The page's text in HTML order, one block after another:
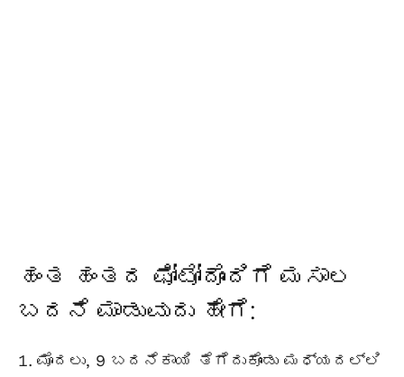
ಹಂತ ಹಂತದ ಫೋಟೋದೊಂದಿಗೆ ಮಸಾಲ
ಬದನೆ ಮಾಡುವುದು ಹೇಗೆ:
ಮೊದಲು, 9 ಬದನೆಕಾಯಿ ತೆಗೆದುಕೊಂಡು ಮಧ್ಯದಲ್ಲಿ